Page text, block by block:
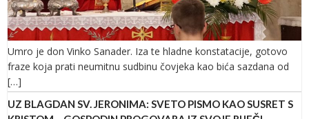
Umro je don Vinko Sanader. Iza te hladne konstatacije, gotovo
fraze koja prati neumitnu sudbinu čovjeka kao bića sazdana od
[…]
UZ BLAGDAN SV. JERONIMA: SVETO PISMO KAO SUSRET S